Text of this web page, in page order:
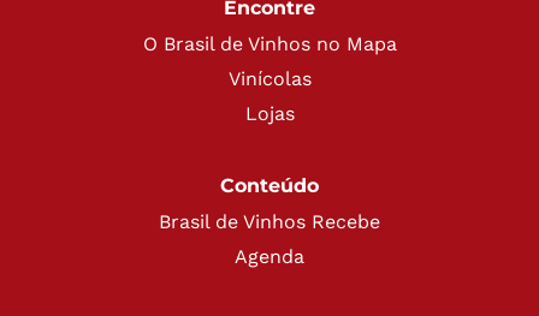
Encontre
O Brasil de Vinhos no Mapa
Vinícolas
Lojas
Conteúdo
Brasil de Vinhos Recebe
Agenda